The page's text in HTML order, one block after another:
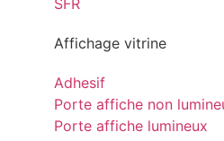
Affichage vitrine
Adhesif
Porte affiche non
Porte affiche lumineux